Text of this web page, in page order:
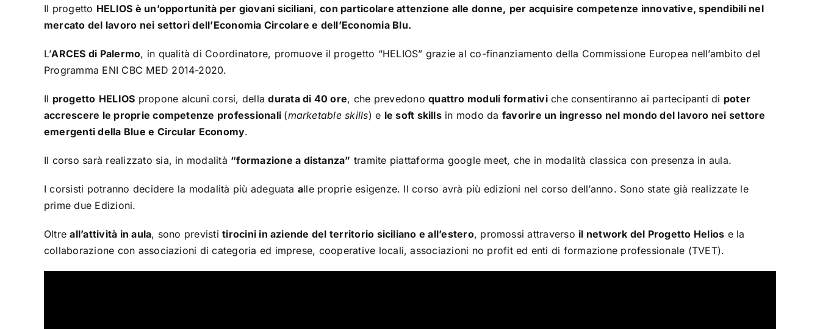
Il progetto HELIOS è un’opportunità per giovani siciliani,con particolare attenzione alle donne, per acquisire competenze innovative, spendibili nel
mercato del lavoro nei settori dell’Economia Circolare e dell’Economia Blu.
L’ARCES di Palermo, in qualità di Coordinatore, promuove il progetto “HELIOS” grazie al co-finanziamento della Commissione Europea nell’ambito del
Programma ENI CBC MED 2014-2020.
Il progetto HELIOS propone alcuni corsi, delladurata di 40 ore, che prevedonoquattro moduli formativiche consentiranno ai partecipanti di poter
accrescere le proprie competenze professionali (marketable skills) e le soft skillsin modo da favorire un ingresso nel mondo del lavoro nei settore
emergenti della Blue e Circular Economy.
Il corso sarà realizzato sia, in modalità “formazionea distanza” tramite piattaforma google meet, che in modalità classica con presenza in aula.
I corsisti potranno decidere la modalità più adeguata alle proprie esigenze. Il corso avrà più edizioni nel corso dell’anno. Sono state già realizzate le
prime due Edizioni.
Oltreall’attività in aula, sono previstitirocini in aziende del territorio siciliano e all’estero, promossi attraverso il network del Progetto Helios e la
collaborazione con associazioni di categoria ed imprese, cooperative locali, associazioni no profit ed enti di formazione professionale (TVET).